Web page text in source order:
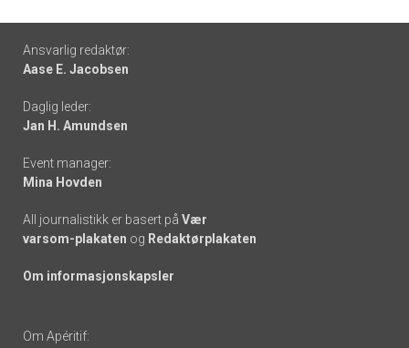
Footer
-
links
Ansvarlig redaktør:
Aase E. Jacobsen
Daglig leder:
Jan H. Amundsen
Event manager:
Mina Hovden
All journalistikk er basert på Vær
varsom-plakaten og Redaktørplakaten
Om informasjonskapsler
Om Apéritif: